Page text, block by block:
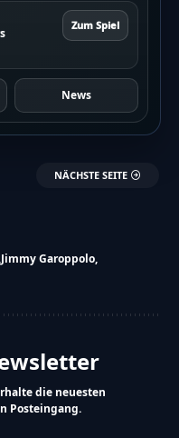
Zum Spiel
News
NÄCHSTE SEITE
Jimmy Garoppolo
die neuesten
Posteingang.